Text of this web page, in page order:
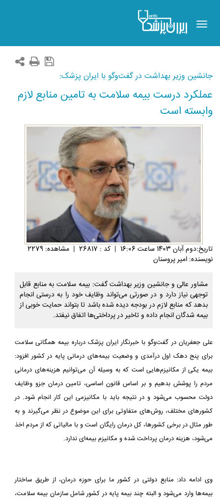
Toggle
navigation
جانشین وزیر بهداشت در گفت‌وگو با ایران پزشک:
عملکرد درست بیمه سلامت به تامین منابع لازم
وابسته است
تاريخ:دوم آبان 1403 ساعت 16:06 | کد : 26817 | مشاهده: 2279
نویسنده: امیر پروسنان
مشاور عالی و جانشین وزیر بهداشت گفت: بیمه سلامت به منابع قابل
توجهی نیاز دارد و در صورتی می‌تواند وظایف خود را به درستی انجام
بدهد که منابع لازم در بودجه دیده شده باشد تا بتواند حمایت خوبی از
بیمه شدگان انجام داده و تاخیر در پرداختی‌ها اتفاق نیفتد.
علی جعفریان در گفت‌وگو با خبرنگار ایران پزشک درباره بیمه همگانی سلامت
برای پنج دهک اول درآمدی و وضعیت بیمه‌های درمانی پایه در کشور افزود:
بیمه یکی از مکانیزم‌هایی است که به وسیله آن می‌توانیم هزینه‌های درمانی
مردم را پوشش بدهیم و بر اساس قانون اساسی، تامین درمان جزو وظایف
دولت محسوب می‌شود و در نتیجه باید با مکانیزمی این کار انجام شود. در
کشورهای مختلف، روش‌های متفاوتی برای این موضوع در نظر می‌گیرند و به
طور مثال در برخی کشورها، کل درمان رایگان است و با مالیاتی که از مردم اخذ
می‌شود، هزینه درمان پرداخت شده و مکانیزم بیمه‌ای ندارد.
وی ادامه داد: منابع دولتی در کشور ما برای حوزه درمان، از طریق ساختار
بیمه‌ها وارد می‌شود و البته چند بیمه پایه در کشور شامل سازمان بیمه سلامت،